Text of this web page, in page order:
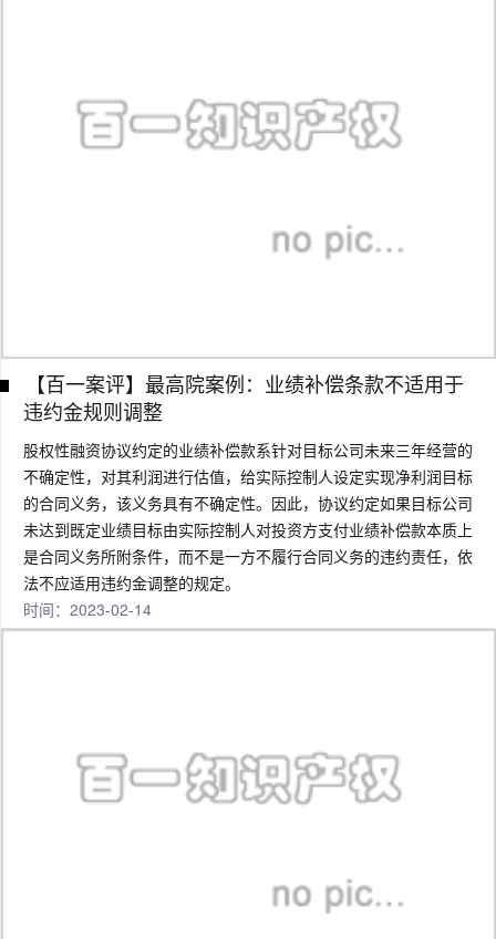
【百一案评】最高院案例：业绩补偿条款不适用于
违约金规则调整
股权性融资协议约定的业绩补偿款系针对目标公司未来三年经营的
不确定性，对其利润进行估值，给实际控制人设定实现净利润目标
的合同义务，该义务具有不确定性。因此，协议约定如果目标公司
未达到既定业绩目标由实际控制人对投资方支付业绩补偿款本质上
是合同义务所附条件，而不是一方不履行合同义务的违约责任，依
法不应适用违约金调整的规定。
时间：2023-02-14